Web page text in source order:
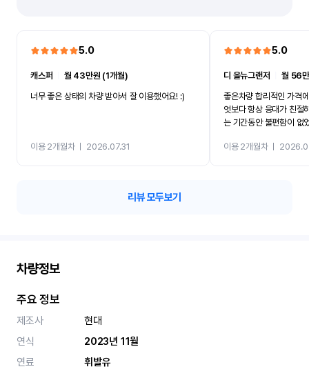
5.0
캐스퍼
월 43만원 (1개월)
너무 좋은 상태의 차량 받아서 잘 이용했어요! :)
이용 2개월차ㅣ 2026.07.31
5.0
디 올뉴그랜저 ㅣ월 56
좋은차량 합리적인 가격
엇보다 항상 응대가 친절
는 기간동안 불편함이 없
카 렌트 고민없이 강추합
이용 2개월차ㅣ
리뷰 모두보기
차량정보
주요 정보
제조사
현대
연식
2023년 11월
연료
휘발유